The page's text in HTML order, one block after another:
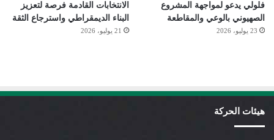
فلولي يدعو لمواجهة المشروع
الصهيوني بالوعي والمقاطعة
23 يوليو، 2026
الانتخابات القادمة فرصة لتعزيز
البناء الديمقراطي واسترجاع الثقة
21 يوليو، 2026
هيئات الحركة